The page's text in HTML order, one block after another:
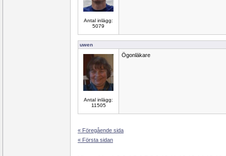
Antal inlägg:
5079
uwen
Antal inlägg:
11505
Ögonläkare
« Föregående sida
« Första sidan